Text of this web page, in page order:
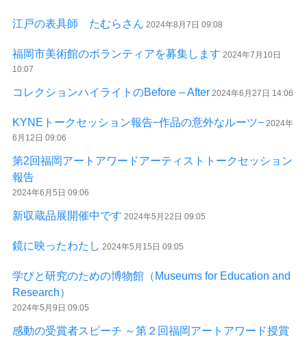
江戸の表具師 たむらさん 2024年8月7日 09:08
福岡市美術館のボランティアを募集します 2024年7月10日
10:07
コレクションハイライトのBefore – After 2024年6月27日 14:06
KYNEトークセッション報告−作品の意外なルーツ− 2024年
6月12日 09:06
第2回福岡アートアワードアーティストトークセッション
報告
2024年6月5日 09:06
新収蔵品展開催中です 2024年5月22日 09:05
鏡に映ったわたし 2024年5月15日 09:05
学びと研究のための博物館（Museums for Education and
Research）
2024年5月9日 09:05
感動の受賞者スピーチ ～第２回福岡アートアワード授賞